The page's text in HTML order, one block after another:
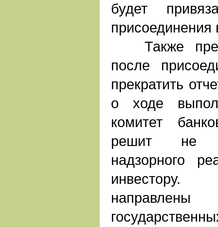
будет
Также
после
прекратить
о ходе
комитет
решит не
надзорного